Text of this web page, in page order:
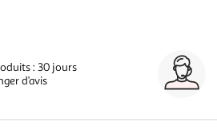
: 30 jours
d’avis